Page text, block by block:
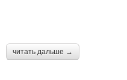
читать дальше →